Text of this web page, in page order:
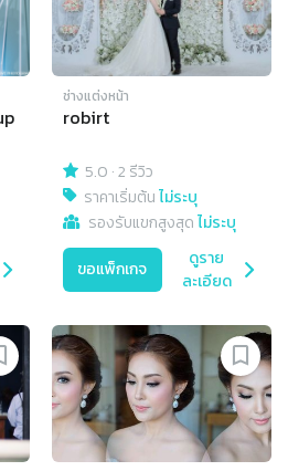
ช่างแต่งหน้า
robirt
5.0 ·2 รีวิว
ราคาเริ่มต้นไม่ระบุ
รองรับแขกสูงสุดไม่ระบุ
ขอแพ็กเกจ
ดูราย
ละเอียด